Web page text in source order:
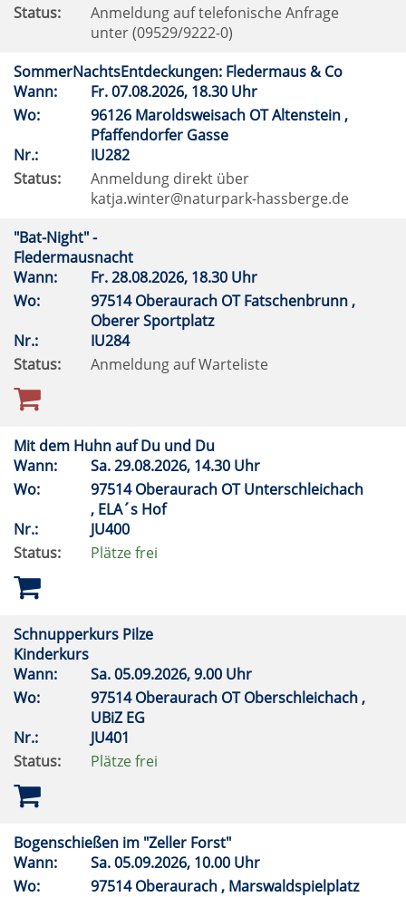
Status:
Anmeldung auf telefonische Anfrage
unter (09529/9222-0)
SommerNachtsEntdeckungen: Fledermaus & Co
Wann:
Fr.07.08.2026, 18.30 Uhr
Wo:
96126 Maroldsweisach OT Altenstein ,
Pfaffendorfer Gasse
Nr.:
IU282
Status:
Anmeldung direkt über
katja.winter@naturpark-hassberge.de
"Bat-Night" -
Fledermausnacht
Wann:
Fr.28.08.2026, 18.30 Uhr
Wo:
97514 Oberaurach OT Fatschenbrunn ,
Oberer Sportplatz
Nr.:
IU284
Status:
Anmeldung auf Warteliste
Mit dem Huhn auf Du und Du
Wann:
Sa.29.08.2026, 14.30 Uhr
Wo:
97514 Oberaurach OT Unterschleichach
, ELA´s Hof
Nr.:
JU400
Status:
Plätze frei
Schnupperkurs Pilze
Kinderkurs
Wann:
Sa.05.09.2026, 9.00 Uhr
Wo:
97514 Oberaurach OT Oberschleichach ,
UBiZ EG
Nr.:
JU401
Status:
Plätze frei
Bogenschießen im "Zeller Forst"
Wann:
Sa.05.09.2026, 10.00 Uhr
Wo:
97514 Oberaurach , Marswaldspielplatz